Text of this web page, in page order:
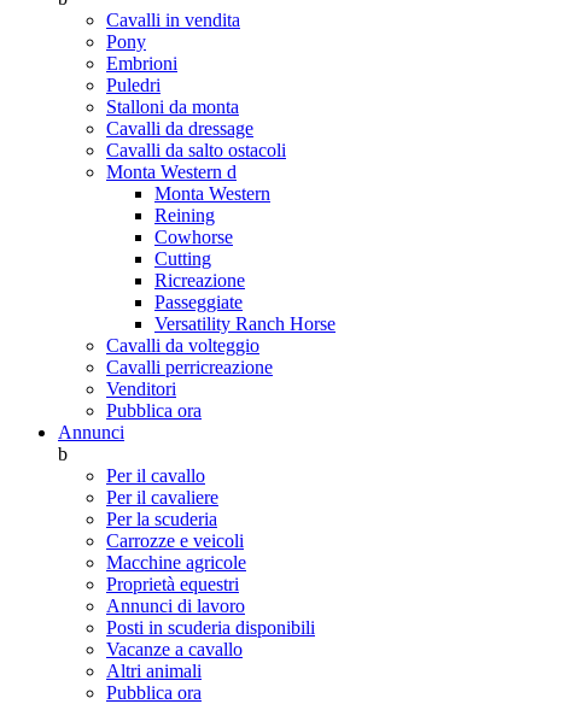
Cavalli in vendita
Pony
Embrioni
Puledri
Stalloni da monta
Cavalli da dressage
Cavalli da salto ostacoli
Monta Western d
Monta Western
Reining
Cowhorse
Cutting
Ricreazione
Passeggiate
Versatility Ranch Horse
Cavalli da volteggio
Cavalli perricreazione
Venditori
Pubblica ora
Annunci
b
Per il cavallo
Per il cavaliere
Per la scuderia
Carrozze e veicoli
Macchine agricole
Proprietà equestri
Annunci di lavoro
Posti in scuderia disponibili
Vacanze a cavallo
Altri animali
Pubblica ora